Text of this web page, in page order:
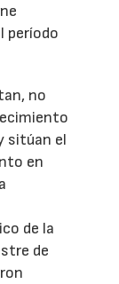
período
no
sitúan el
en
de la
de